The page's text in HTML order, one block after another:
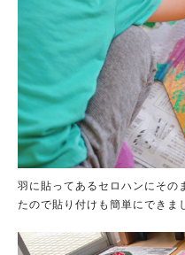
羽に貼ってあるセロハンにその
たので貼り付けも簡単にできま